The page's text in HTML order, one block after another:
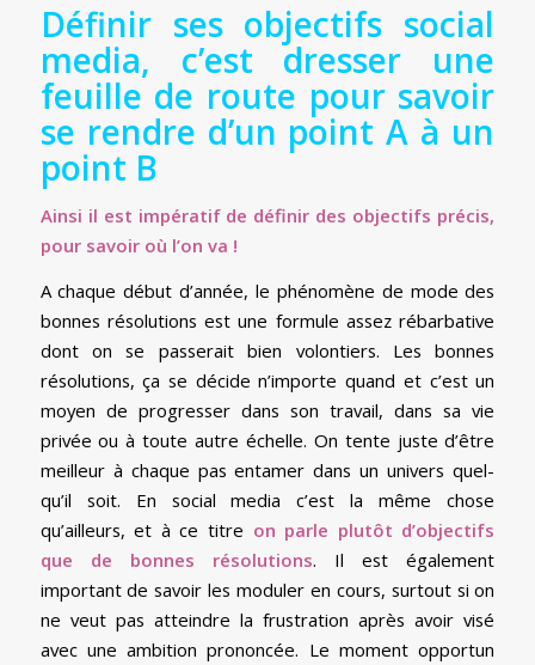
Définir ses objectifs social
media, c’est dresser une
feuille de route pour savoir
se rendre d’un point A à un
point B
Ainsi il est impératif de définir des objectifs précis,
pour savoir où l’on va !
A chaque début d’année, le phénomène de mode des
bonnes résolutions est une formule assez rébarbative
dont on se passerait bien volontiers. Les bonnes
résolutions, ça se décide n’importe quand et c’est un
moyen de progresser dans son travail, dans sa vie
privée ou à toute autre échelle. On tente juste d’être
meilleur à chaque pas entamer dans un univers quel-
qu’il soit. En social media c’est la même chose
qu’ailleurs, et à ce titre on parle plutôt d’objectifs
que de bonnes résolutions. Il est également
important de savoir les moduler en cours, surtout si on
ne veut pas atteindre la frustration après avoir visé
avec une ambition prononcée. Le moment opportun